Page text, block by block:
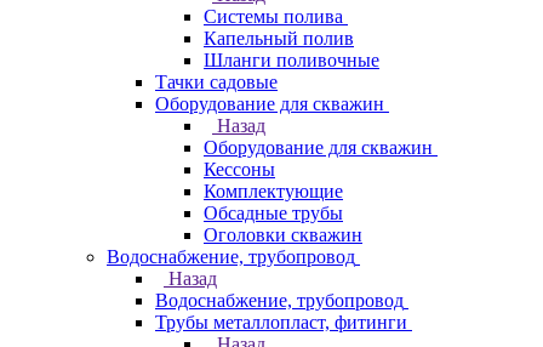
Системы полива
Капельный полив
Шланги поливочные
Тачки садовые
Оборудование для скважин
Назад
Оборудование для скважин
Кессоны
Комплектующие
Обсадные трубы
Оголовки скважин
Водоснабжение, трубопровод
Назад
Водоснабжение, трубопровод
Трубы металлопласт, фитинги